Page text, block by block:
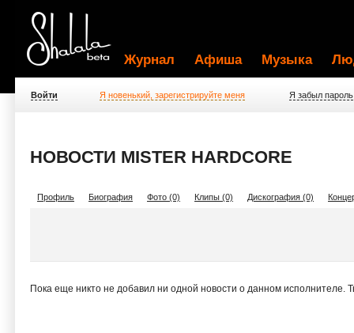
Журнал Афиша Музыка
Войти Я новенький, зарегистрируйте меня Я забыл пароль
НОВОСТИ MISTER HARDCORE
Профиль Биография Фото (0) Клипы (0) Дискография (0)
Пока еще никто не добавил ни одной новости о данном